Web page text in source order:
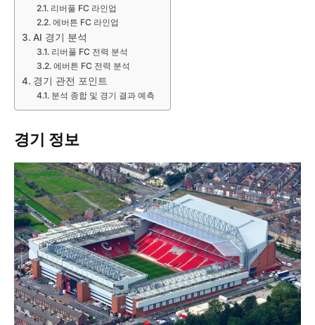
리버풀 FC 라인업
에버튼 FC 라인업
AI 경기 분석
리버풀 FC 전력 분석
에버튼 FC 전력 분석
경기 관전 포인트
분석 종합 및 경기 결과 예측
경기 정보